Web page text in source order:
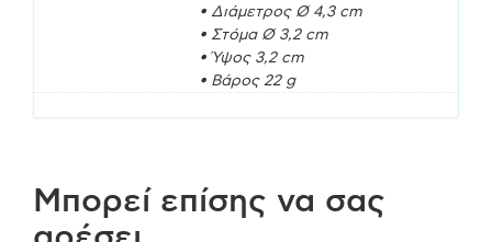
• Διάμετρος Ø 4,3 cm
• Στόμα Ø 3,2 cm
• Ύψος 3,2 cm
• Βάρος 22 g
Μπορεί επίσης να σας